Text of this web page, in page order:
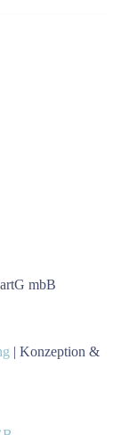
mbB
| Konzeption &